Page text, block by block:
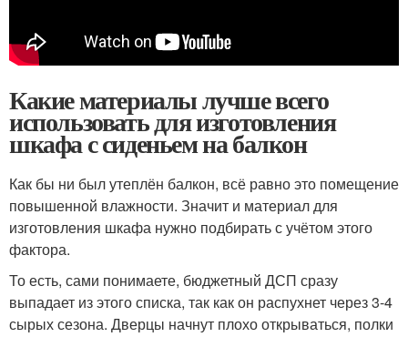
Какие материалы лучше всего
использовать для изготовления
шкафа с сиденьем на балкон
Как бы ни был утеплён балкон, всё равно это помещение
повышенной влажности. Значит и материал для
изготовления шкафа нужно подбирать с учётом этого
фактора.
То есть, сами понимаете, бюджетный ДСП сразу
выпадает из этого списка, так как он распухнет через 3-4
сырых сезона. Дверцы начнут плохо открываться, полки